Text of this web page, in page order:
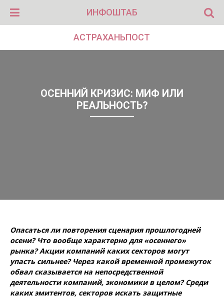
ИНФОШТАБ
АСТРАХАНЬПОСТ
ОСЕННИЙ КРИЗИС: МИФ ИЛИ
РЕАЛЬНОСТЬ?
Опасаться ли повторения сценария прошлогодней
осени? Что вообще характерно для «осеннего»
рынка? Акции компаний каких секторов могут
упасть сильнее? Через какой временной промежуток
обвал сказывается на непосредственной
деятельности компаний, экономики в целом? Среди
каких эмитентов, секторов искать защитные